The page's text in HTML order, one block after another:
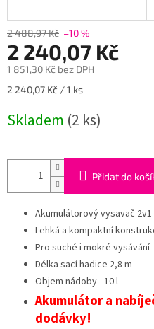
2 488,97 Kč –10 %
2 240,07 Kč
1 851,30 Kč bez DPH
Měrná
2 240,07 Kč / 1 ks
Skladem (2 ks)
Přidat do
Akumulátorový vysavač
Lehká a kompaktní
Pro suché i mokré vysávání
Délka sací hadice 2,8 m
Objem nádoby - 10 l
Akumulátor a
dodávky!